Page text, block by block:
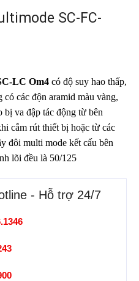
SC-FC-
LC Om4 có độ suy hao thấp,
các độn aramid màu vàng,
bị va đập tác động từ bên
cắm rút thiết bị hoặc từ các
đôi multi mode kết cấu bên
lõi đều là 50/125
- Hỗ trợ 24/7